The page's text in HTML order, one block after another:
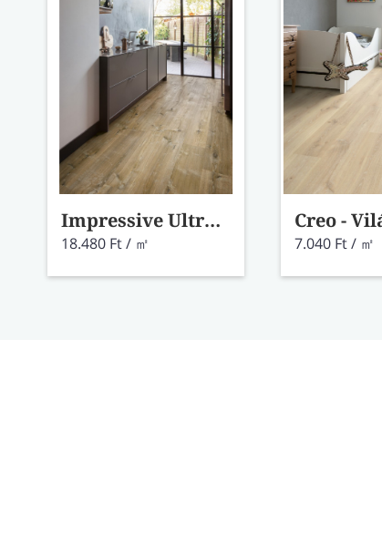
Impressive Ultra - Rozs tölgy laminált IMU8257
18.480 Ft / ㎡ 7.040 Ft / ㎡